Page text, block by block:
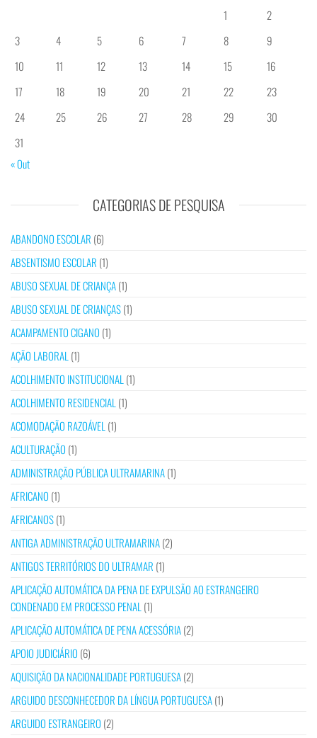
1
2
3
4 5 6 7 8
9
10
11 12 13 14 15
16
17
18 19 20 21 22
23
24
25 26 27 28 29
30
31
« Out
CATEGORIAS DE PESQUISA
ABANDONO ESCOLAR (6)
ABSENTISMO ESCOLAR (1)
ABUSO SEXUAL DE CRIANÇA(1)
ABUSO SEXUAL DE CRIANÇAS(1)
ACAMPAMENTO CIGANO (1)
AÇÃO LABORAL (1)
ACOLHIMENTO INSTITUCIONAL (1)
ACOLHIMENTO RESIDENCIAL (1)
ACOMODAÇÃO RAZOÁVEL (1)
ACULTURAÇÃO (1)
ADMINISTRAÇÃO PÚBLICA ULTRAMARINA(1)
AFRICANO (1)
AFRICANOS(1)
ANTIGA ADMINISTRAÇÃO ULTRAMARINA(2)
ANTIGOS TERRITÓRIOS DO ULTRAMAR (1)
APLICAÇÃO AUTOMÁTICA DA PENA DE EXPULSÃO AO ESTRANGEIRO
CONDENADO EM PROCESSO PENAL (1)
APLICAÇÃO AUTOMÁTICA DE PENA ACESSÓRIA(2)
APOIO JUDICIÁRIO (6)
AQUISIÇÃO DA NACIONALIDADE PORTUGUESA(2)
ARGUIDO DESCONHECEDOR DA LÍNGUA PORTUGUESA(1)
ARGUIDO ESTRANGEIRO (2)